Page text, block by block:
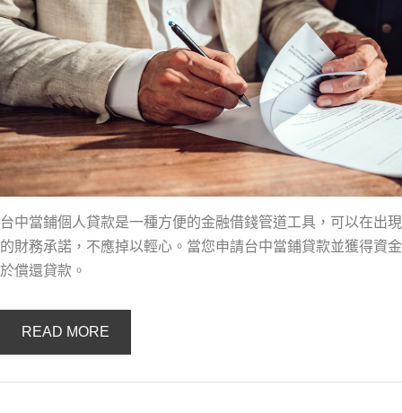
台中當鋪個人貸款是一種方便的金融借錢管道工具，可以在出
的財務承諾，不應掉以輕心。當您申請台中當鋪貸款並獲得資
於償還貸款。
READ MORE